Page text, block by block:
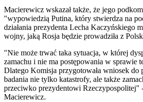
Macierewicz wskazał także, że jego
"wypowiedzią Putina, który stwierdza na
działania prezydenta Lecha Kaczyńskiego
wojny, jaką Rosja będzie prowadziła z
"Nie może trwać taka sytuacja, w której
zamachu i nie ma postępowania w sprawie
Dlatego Komisja przygotowała wniosek do
badania nie tylko katastrofy, ale także
przeciwko prezydentowi Rzeczypospolitej"
Macierewicz.